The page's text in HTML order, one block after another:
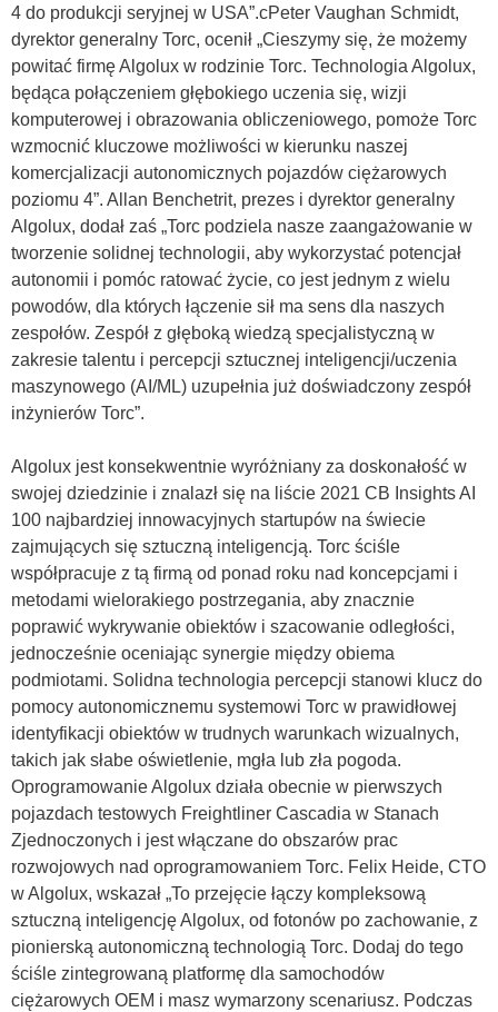
4 do produkcji seryjnej w USA”.cPeter Vaughan Schmidt,
dyrektor generalny Torc, ocenił „Cieszymy się, że możemy
powitać firmę Algolux w rodzinie Torc. Technologia Algolux,
będąca połączeniem głębokiego uczenia się, wizji
komputerowej i obrazowania obliczeniowego, pomoże Torc
wzmocnić kluczowe możliwości w kierunku naszej
komercjalizacji autonomicznych pojazdów ciężarowych
poziomu 4”. Allan Benchetrit, prezes i dyrektor generalny
Algolux, dodał zaś „Torc podziela nasze zaangażowanie w
tworzenie solidnej technologii, aby wykorzystać potencjał
autonomii i pomóc ratować życie, co jest jednym z wielu
powodów, dla których łączenie sił ma sens dla naszych
zespołów. Zespół z głęboką wiedzą specjalistyczną w
zakresie talentu i percepcji sztucznej inteligencji/uczenia
maszynowego (AI/ML) uzupełnia już doświadczony zespół
inżynierów Torc”.
Algolux jest konsekwentnie wyróżniany za doskonałość w
swojej dziedzinie i znalazł się na liście 2021 CB Insights AI
100 najbardziej innowacyjnych startupów na świecie
zajmujących się sztuczną inteligencją. Torc ściśle
współpracuje z tą firmą od ponad roku nad koncepcjami i
metodami wielorakiego postrzegania, aby znacznie
poprawić wykrywanie obiektów i szacowanie odległości,
jednocześnie oceniając synergie między obiema
podmiotami. Solidna technologia percepcji stanowi klucz do
pomocy autonomicznemu systemowi Torc w prawidłowej
identyfikacji obiektów w trudnych warunkach wizualnych,
takich jak słabe oświetlenie, mgła lub zła pogoda.
Oprogramowanie Algolux działa obecnie w pierwszych
pojazdach testowych Freightliner Cascadia w Stanach
Zjednoczonych i jest włączane do obszarów prac
rozwojowych nad oprogramowaniem Torc. Felix Heide, CTO
w Algolux, wskazał „To przejęcie łączy kompleksową
sztuczną inteligencję Algolux, od fotonów po zachowanie, z
pionierską autonomiczną technologią Torc. Dodaj do tego
ściśle zintegrowaną platformę dla samochodów
ciężarowych OEM i masz wymarzony scenariusz. Podczas